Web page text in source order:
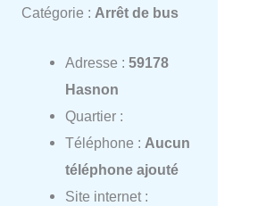
Catégorie : Arrêt de bus
Adresse : 59178
Hasnon
Quartier :
Téléphone : Aucun
téléphone ajouté
Site internet :